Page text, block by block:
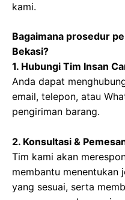
kami.
Bagaimana prosedur
Bekasi?
1. Hubungi Tim Insan
Anda dapat
email, telepon, atau
pengiriman barang.
2. Konsultasi &
Tim kami akan
membantu menentukan
yang sesuai, serta